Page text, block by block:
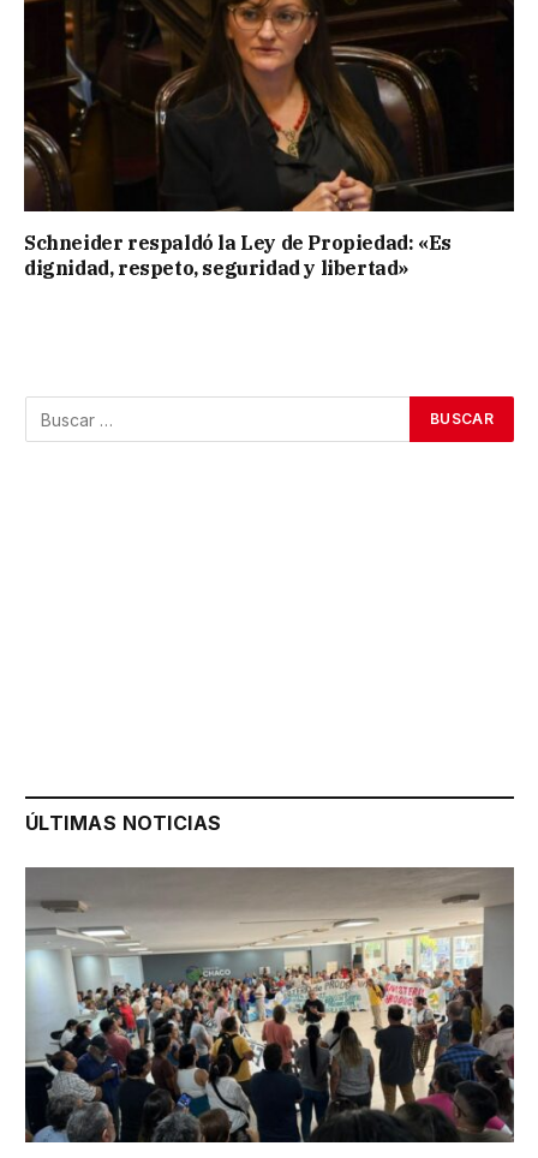
Schneider respaldó la Ley de Propiedad: «Es
dignidad, respeto, seguridad y libertad»
ÚLTIMAS NOTICIAS